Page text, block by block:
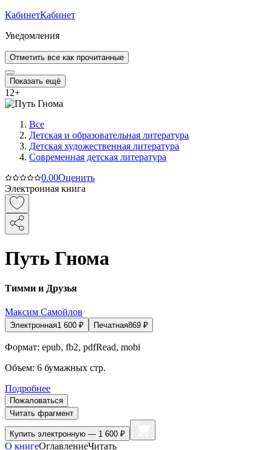
КабинетКабинет
Уведомления
Отметить все как прочитанные
Показать ещё
12+
Все
Детская и образовательная литература
Детская художественная литература
Современная детская литература
0.00Оценить
Электронная книга
Путь Гнома
Тимми и Друзья
Максим Самойлов
Электронная1 600 ₽ Печатная869 ₽
Формат: epub, fb2, pdfRead, mobi
Объем: 6 бумажных стр.
Подробнее
Пожаловаться
Читать фрагмент
Купить электронную — 1 600 ₽
О книгеОглавлениеЧитать